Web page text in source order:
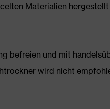
Materialien hergestellt
befreien und mit
wird nicht